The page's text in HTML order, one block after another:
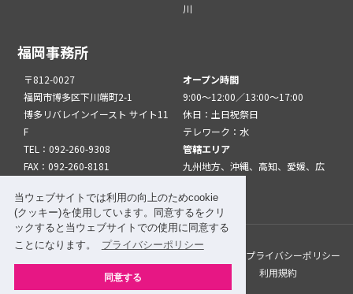
当ウェブサイトでは利用の向上のためcookie
(クッキー)を使用しています。同意するをクリ
ックすると当ウェブサイトでの使用に同意する
ことになります。
プライバシーポリシー
同意する
川
福岡事務所
〒812-0027
福岡市博多区下川端町2-1
博多リバレインイースト サイト11
F
TEL：092-260-9308
FAX：092-260-8181
オープン時間
9:00～12:00／13:00～17:00
休日：土日祝祭日
テレワーク：水
管轄エリア
九州地方、沖縄、高知、愛媛、広
このサイトについて
プライバシーポリシー
サイトマップ
関係機関・団体について 利用規約